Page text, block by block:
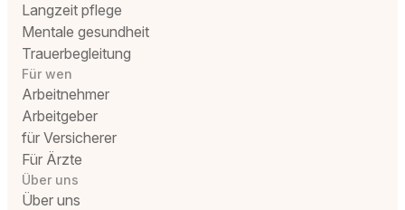
Langzeit pflege
Mentale gesundheit
Trauerbegleitung
Für wen
Arbeitnehmer
Arbeitgeber
für Versicherer
Für Ärzte
Über uns
Über uns